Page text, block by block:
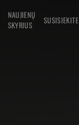
NAUJIENŲ
SKYRIUS
SUSISIEKITE